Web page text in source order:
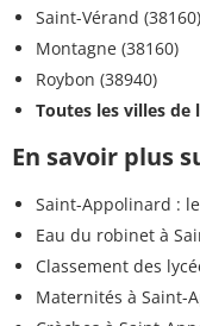
Saint-Vérand (38160)
Montagne (38160)
Roybon (38940)
Toutes les villes de
En savoir plus
Saint-Appolinard :
Eau du robinet à
Classement des
Maternités à Saint-